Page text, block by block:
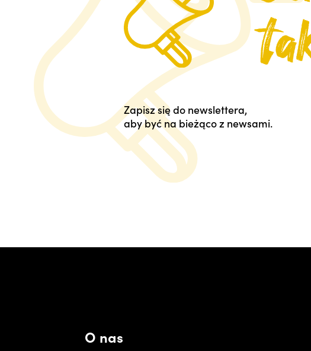
Zapisz się do newslettera,
aby być na bieżąco z newsami.
O nas